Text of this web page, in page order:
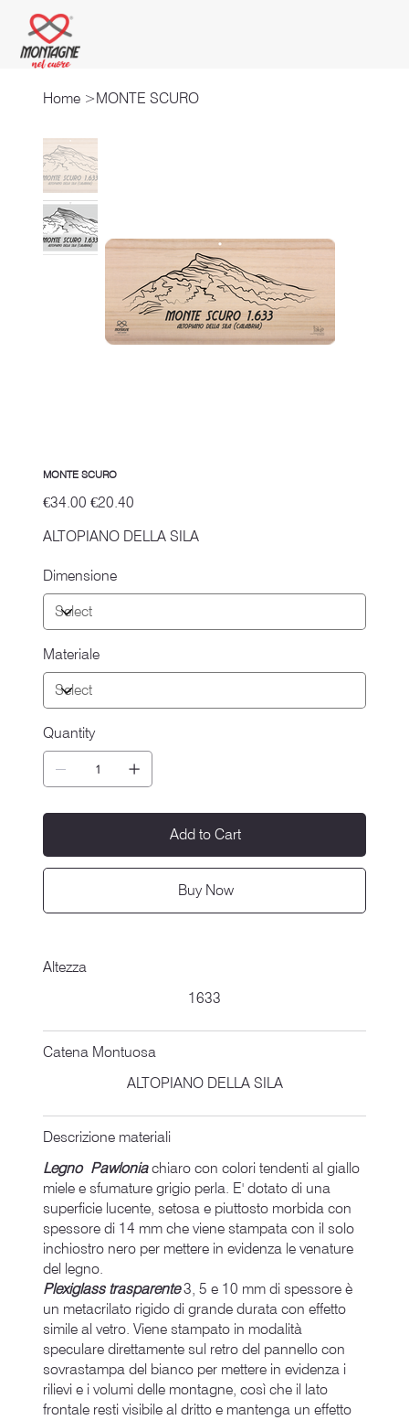
Home >MONTE SCURO
MONTE SCURO
Original
price
€34.00
Sale
price
€20.40
ALTOPIANO DELLA SILA
Dimensione
Materiale
Quantity
Add to Cart
Buy Now
Altezza
1633
Catena Montuosa
ALTOPIANO DELLA SILA
Descrizione materiali
Legno Pawloniachiaro con colori tendenti al giallo
miele e sfumature grigio perla. E' dotato di una
superficie lucente, setosa e piuttosto morbida con
spessore di 14 mm che viene stampata con il solo
inchiostro nero per mettere in evidenza le venature
del legno.
Plexiglass trasparente3, 5 e 10 mm di spessore è
un metacrilato rigido di grande durata con effetto
simile al vetro. Viene stampato in modalità
speculare direttamente sul retro del pannello con
sovrastampa del bianco per mettere in evidenza i
rilievi e i volumi delle montagne, così che il lato
frontale resti visibile al dritto e mantenga un effetto